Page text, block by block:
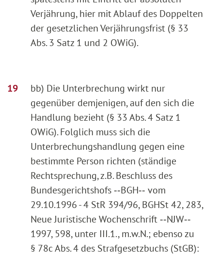
Verjährung, hier mit Ablauf des Doppelten
der gesetzlichen Verjährungsfrist (§ 33
Abs. 3 Satz 1 und 2 OWiG).
bb) Die Unterbrechung wirkt nur
gegenüber demjenigen, auf den sich die
Handlung bezieht (§ 33 Abs. 4 Satz 1
OWiG). Folglich muss sich die
Unterbrechungshandlung gegen eine
bestimmte Person richten (ständige
Rechtsprechung, z.B. Beschluss des
Bundesgerichtshofs ‑‑BGH‑‑ vom
29.10.1996 - 4 StR 394/96, BGHSt 42, 283,
Neue Juristische Wochenschrift ‑‑NJW‑‑
1997, 598, unter III.1., m.w.N.; ebenso zu
§ 78c Abs. 4 des Strafgesetzbuchs (StGB):